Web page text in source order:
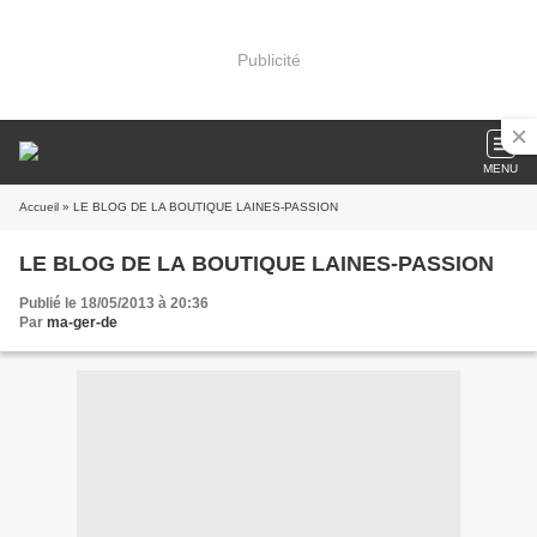
Publicité
MENU
Accueil » LE BLOG DE LA BOUTIQUE LAINES-PASSION
LE BLOG DE LA BOUTIQUE LAINES-PASSION
Publié le 18/05/2013 à 20:36
Par ma-ger-de